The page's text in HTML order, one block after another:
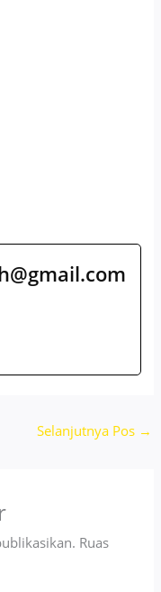
Selanjutnya Pos →
Ruas